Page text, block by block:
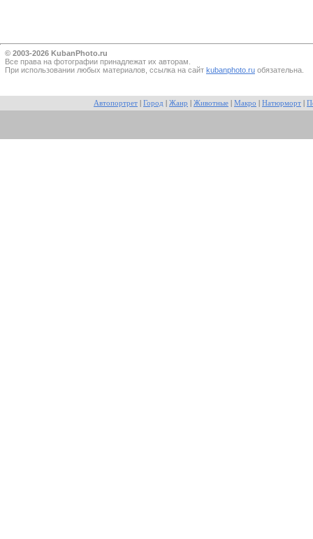
© 2003-2026 KubanPhoto.ru
Все прaва на фотографии принадлежат их авторам.
При использовании любых материалов, ссылка на сайт kubanphoto.ru обязательна.
Автопортрет Город Жанр Животные Макро Натюрморт